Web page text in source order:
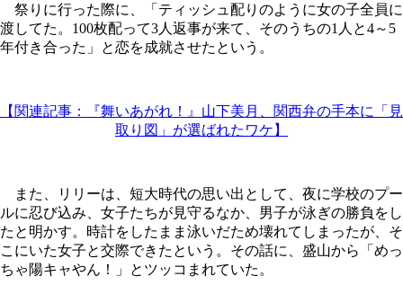
祭りに行った際に、「ティッシュ配りのように女の子全員に
渡してた。100枚配って3人返事が来て、そのうちの1人と4～5
年付き合った」と恋を成就させたという。
【関連記事：『舞いあがれ！』山下美月、関西弁の手本に「見
取り図」が選ばれたワケ】
また、リリーは、短大時代の思い出として、夜に学校のプー
ルに忍び込み、女子たちが見守るなか、男子が泳ぎの勝負をし
たと明かす。時計をしたまま泳いだため壊れてしまったが、そ
こにいた女子と交際できたという。その話に、盛山から「めっ
ちゃ陽キャやん！」とツッコまれていた。